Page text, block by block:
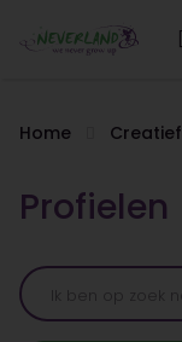
Home Creatief
Profielen